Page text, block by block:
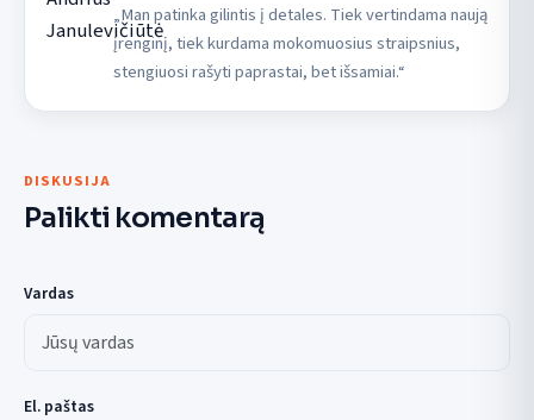
„Man patinka gilintis į detales. Tiek vertindama naują
įrenginį, tiek kurdama mokomuosius straipsnius,
stengiuosi rašyti paprastai, bet išsamiai.“
DISKUSIJA
Palikti komentarą
Vardas
El. paštas